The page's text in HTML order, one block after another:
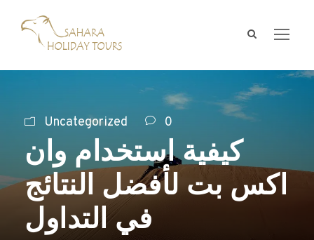
Uncategorized 0
كيفية استخدام وان
اكس بت لأفضل النتائج
في التداول